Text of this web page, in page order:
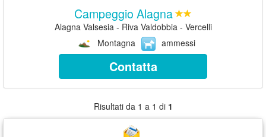
Campeggio Alagna
Alagna Valsesia - Riva Valdobbia - Vercelli
Montagna
ammessi
Contatta
Risultati da 1 a 1 di 1